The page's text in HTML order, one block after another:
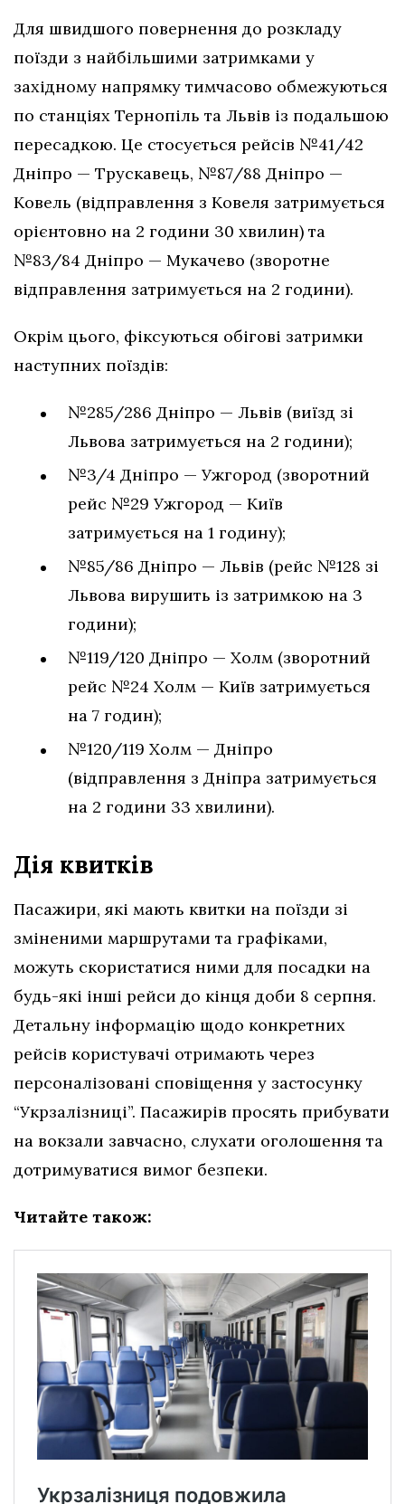
Для швидшого повернення до розкладу
поїзди з найбільшими затримками у
західному напрямку тимчасово обмежуються
по станціях Тернопіль та Львів із подальшою
пересадкою. Це стосується рейсів №41/42
Дніпро — Трускавець, №87/88 Дніпро —
Ковель (відправлення з Ковеля затримується
орієнтовно на 2 години 30 хвилин) та
№83/84 Дніпро — Мукачево (зворотне
відправлення затримується на 2 години).
Окрім цього, фіксуються обігові затримки
наступних поїздів:
№285/286 Дніпро — Львів (виїзд зі
Львова затримується на 2 години);
№3/4 Дніпро — Ужгород (зворотний
рейс №29 Ужгород — Київ
затримується на 1 годину);
№85/86 Дніпро — Львів (рейс №128 зі
Львова вирушить із затримкою на 3
години);
№119/120 Дніпро — Холм (зворотний
рейс №24 Холм — Київ затримується
на 7 годин);
№120/119 Холм — Дніпро
(відправлення з Дніпра затримується
на 2 години 33 хвилини).
Дія квитків
Пасажири, які мають квитки на поїзди зі
зміненими маршрутами та графіками,
можуть скористатися ними для посадки на
будь-які інші рейси до кінця доби 8 серпня.
Детальну інформацію щодо конкретних
рейсів користувачі отримають через
персоналізовані сповіщення у застосунку
“Укрзалізниці”. Пасажирів просять прибувати
на вокзали завчасно, слухати оголошення та
дотримуватися вимог безпеки.
Читайте також: